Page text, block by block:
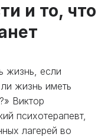
и то, что
жизнь, если
жизнь иметь
Виктор
психотерапевт,
лагерей во